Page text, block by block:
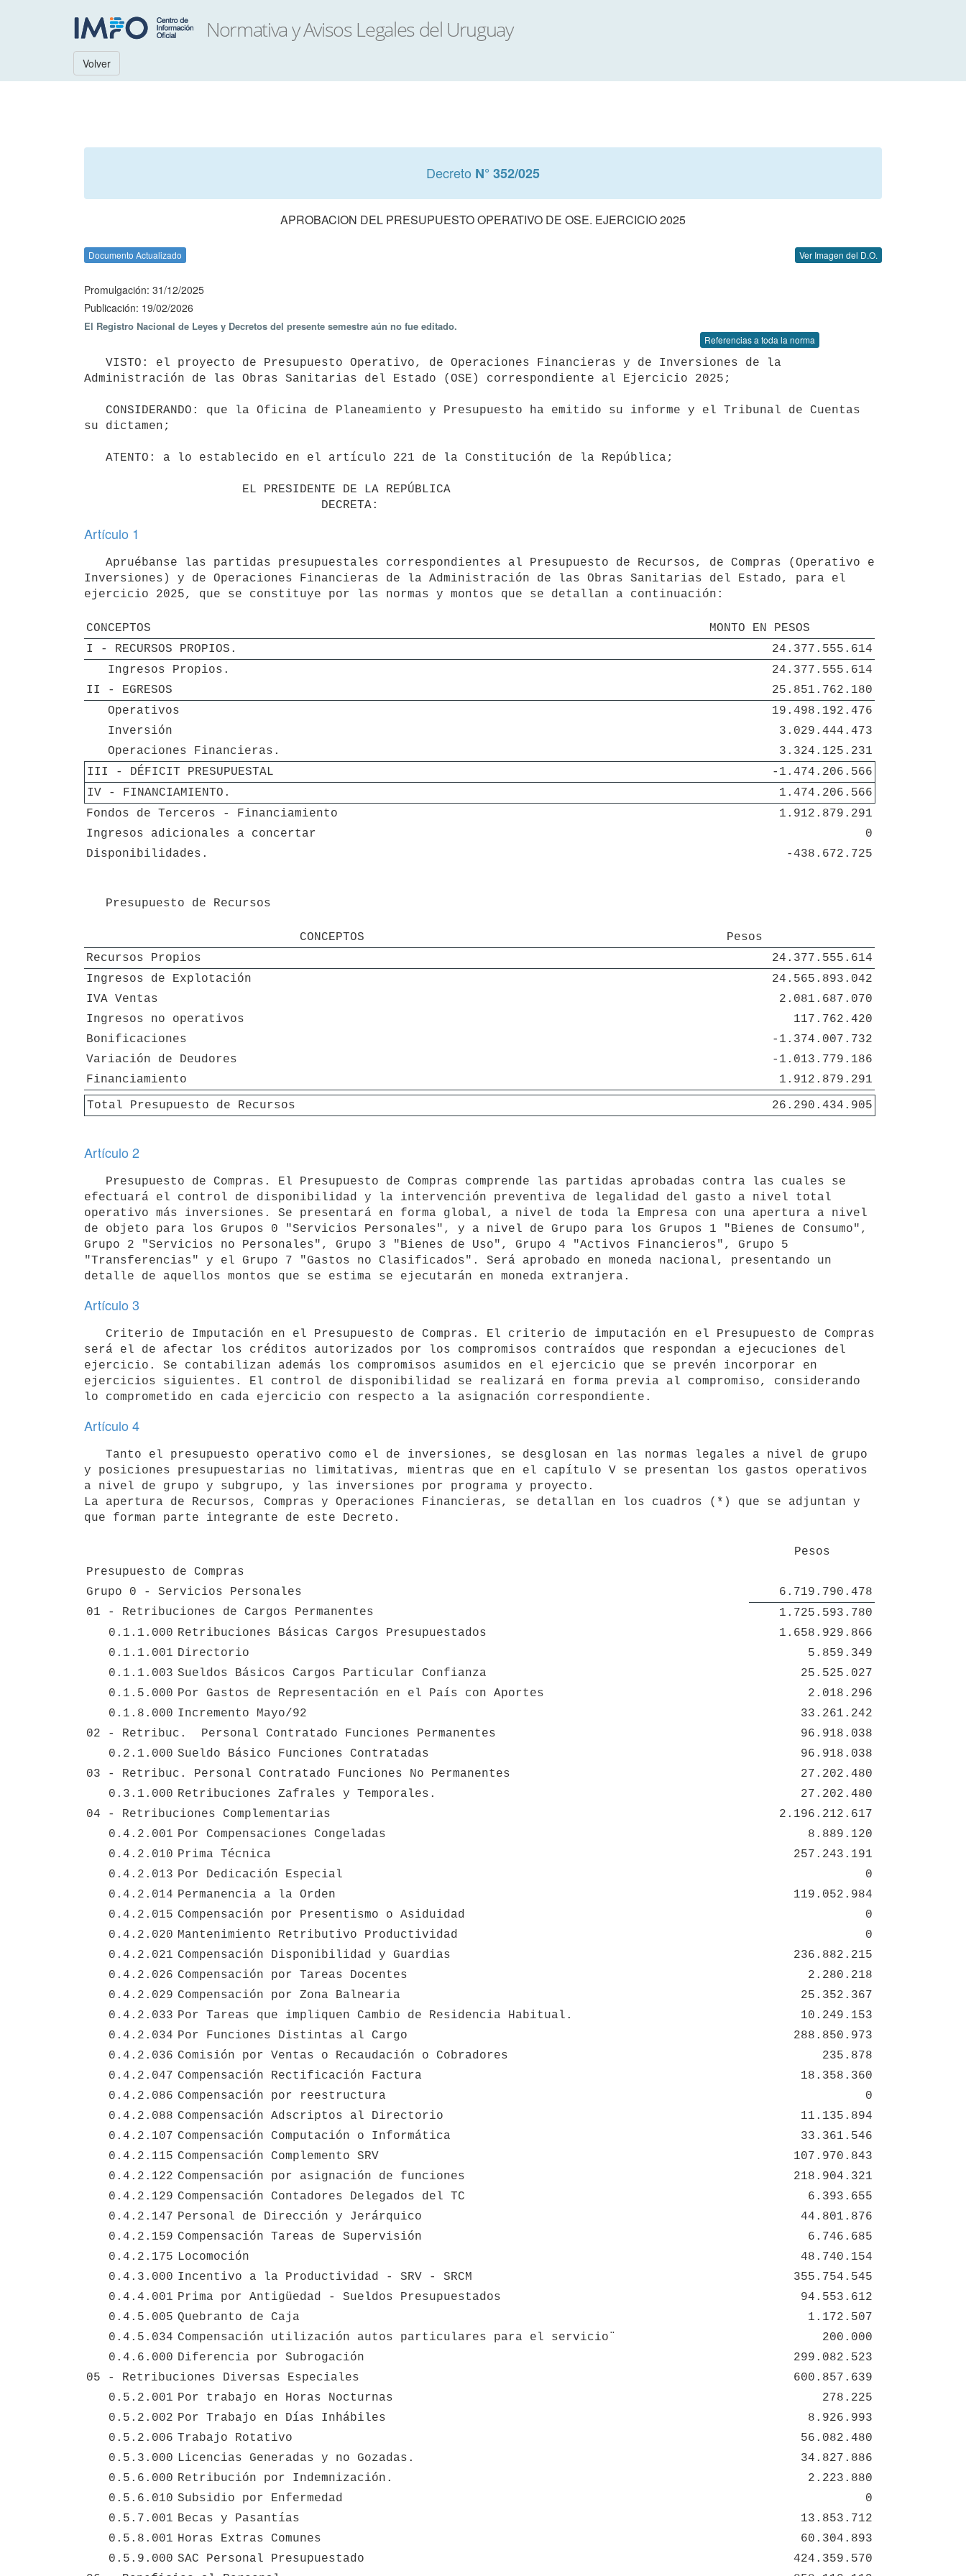
Volver
Decreto N° 352/025
APROBACION DEL PRESUPUESTO OPERATIVO DE OSE. EJERCICIO 2025
Documento Actualizado Ver Imagen del D.O.
Promulgación: 31/12/2025
Publicación: 19/02/2026
El Registro Nacional de Leyes y Decretos del presente semestre aún no fue editado.
Referencias a toda la norma
Administración de las Obras Sanitarias del Estado (OSE) correspondiente al Ejercicio 2025;
su dictamen;
Artículo 1
Inversiones) y de Operaciones Financieras de la Administración de las Obras Sanitarias del Estado, para el
ejercicio 2025, que se constituye por las normas y montos que se detallan a continuación:
CONCEPTOS
MONTO EN PESOS
I - RECURSOS PROPIOS.
24.377.555.614
   Ingresos Propios.
24.377.555.614
II - EGRESOS
25.851.762.180
   Operativos
19.498.192.476
   Inversión
3.029.444.473
   Operaciones Financieras.
3.324.125.231
III - DÉFICIT PRESUPUESTAL
-1.474.206.566
IV - FINANCIAMIENTO.
1.474.206.566
Fondos de Terceros - Financiamiento
1.912.879.291
Ingresos adicionales a concertar
0
Disponibilidades.
-438.672.725
CONCEPTOS
Pesos
Recursos Propios
24.377.555.614
Ingresos de Explotación
24.565.893.042
IVA Ventas
2.081.687.070
Ingresos no operativos
117.762.420
Bonificaciones
-1.374.007.732
Variación de Deudores
-1.013.779.186
Financiamiento
1.912.879.291
Total Presupuesto de Recursos
26.290.434.905
Artículo 2
efectuará el control de disponibilidad y la intervención preventiva de legalidad del gasto a nivel total
operativo más inversiones. Se presentará en forma global, a nivel de toda la Empresa con una apertura a nivel
de objeto para los Grupos 0 "Servicios Personales", y a nivel de Grupo para los Grupos 1 "Bienes de Consumo",
Grupo 2 "Servicios no Personales", Grupo 3 "Bienes de Uso", Grupo 4 "Activos Financieros", Grupo 5
"Transferencias" y el Grupo 7 "Gastos no Clasificados". Será aprobado en moneda nacional, presentando un
Artículo 3
será el de afectar los créditos autorizados por los compromisos contraídos que respondan a ejecuciones del
ejercicio. Se contabilizan además los compromisos asumidos en el ejercicio que se prevén incorporar en
ejercicios siguientes. El control de disponibilidad se realizará en forma previa al compromiso, considerando
Artículo 4
y posiciones presupuestarias no limitativas, mientras que en el capítulo V se presentan los gastos operativos
a nivel de grupo y subgrupo, y las inversiones por programa y proyecto.
La apertura de Recursos, Compras y Operaciones Financieras, se detallan en los cuadros (*) que se adjuntan y
que forman parte integrante de este Decreto.
Pesos
Presupuesto de Compras
Grupo 0 - Servicios Personales
6.719.790.478
01 - Retribuciones de Cargos Permanentes
1.725.593.780
0.1.1.000 Retribuciones Básicas Cargos Presupuestados
1.658.929.866
0.1.1.001 Directorio
5.859.349
0.1.1.003 Sueldos Básicos Cargos Particular Confianza
25.525.027
0.1.5.000 Por Gastos de Representación en el País con Aportes
2.018.296
0.1.8.000 Incremento Mayo/92
33.261.242
02 - Retribuc.  Personal Contratado Funciones Permanentes
96.918.038
0.2.1.000 Sueldo Básico Funciones Contratadas
96.918.038
03 - Retribuc. Personal Contratado Funciones No Permanentes
27.202.480
0.3.1.000 Retribuciones Zafrales y Temporales.
27.202.480
04 - Retribuciones Complementarias
2.196.212.617
0.4.2.001 Por Compensaciones Congeladas
8.889.120
0.4.2.010 Prima Técnica
257.243.191
0.4.2.013 Por Dedicación Especial
0
0.4.2.014 Permanencia a la Orden
119.052.984
0.4.2.015 Compensación por Presentismo o Asiduidad
0
0.4.2.020 Mantenimiento Retributivo Productividad
0
0.4.2.021 Compensación Disponibilidad y Guardias
236.882.215
0.4.2.026 Compensación por Tareas Docentes
2.280.218
0.4.2.029 Compensación por Zona Balnearia
25.352.367
0.4.2.033 Por Tareas que impliquen Cambio de Residencia Habitual.
10.249.153
0.4.2.034 Por Funciones Distintas al Cargo
288.850.973
0.4.2.036 Comisión por Ventas o Recaudación o Cobradores
235.878
0.4.2.047 Compensación Rectificación Factura
18.358.360
0.4.2.086 Compensación por reestructura
0
0.4.2.088 Compensación Adscriptos al Directorio
11.135.894
0.4.2.107 Compensación Computación o Informática
33.361.546
0.4.2.115 Compensación Complemento SRV
107.970.843
0.4.2.122 Compensación por asignación de funciones
218.904.321
0.4.2.129 Compensación Contadores Delegados del TC
6.393.655
0.4.2.147 Personal de Dirección y Jerárquico
44.801.876
0.4.2.159 Compensación Tareas de Supervisión
6.746.685
0.4.2.175 Locomoción
48.740.154
0.4.3.000 Incentivo a la Productividad - SRV - SRCM
355.754.545
0.4.4.001 Prima por Antigüedad - Sueldos Presupuestados
94.553.612
0.4.5.005 Quebranto de Caja
1.172.507
0.4.5.034 Compensación utilización autos particulares para el servicio¨
200.000
0.4.6.000 Diferencia por Subrogación
299.082.523
05 - Retribuciones Diversas Especiales
600.857.639
0.5.2.001 Por trabajo en Horas Nocturnas
278.225
0.5.2.002 Por Trabajo en Días Inhábiles
8.926.993
0.5.2.006 Trabajo Rotativo
56.082.480
0.5.3.000 Licencias Generadas y no Gozadas.
34.827.886
0.5.6.000 Retribución por Indemnización.
2.223.880
0.5.6.010 Subsidio por Enfermedad
0
0.5.7.001 Becas y Pasantías
13.853.712
0.5.8.001 Horas Extras Comunes
60.304.893
0.5.9.000 SAC Personal Presupuestado
424.359.570